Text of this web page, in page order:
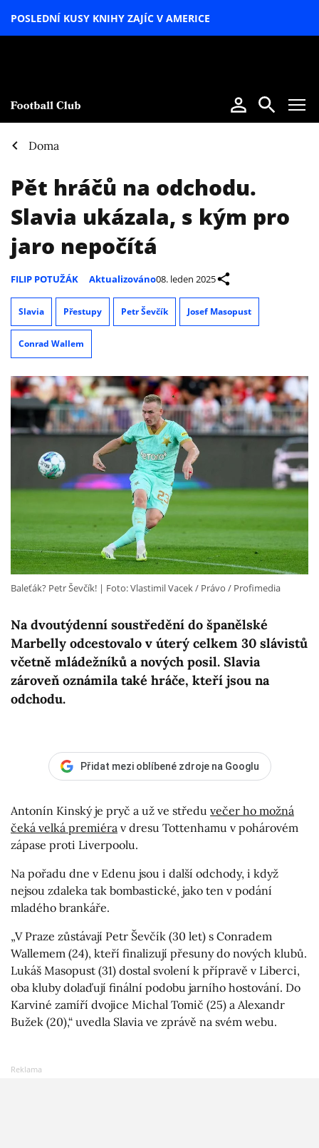
POSLEDNÍ KUSY KNIHY ZAJÍC V AMERICE
Doma
Pět hráčů na odchodu.
Slavia ukázala, s kým pro
jaro nepočítá
FILIP POTUŽÁK Aktualizováno08. leden 2025
Slavia Přestupy Petr Ševčík Josef Masopust
Conrad Wallem
Na dvoutýdenní soustředění do španělské
Marbelly odcestovalo v úterý celkem 30 slávistů
včetně mládežníků a nových posil. Slavia
zároveň oznámila také hráče, kteří jsou na
odchodu.
Baleťák? Petr Ševčík! Foto: Vlastimil Vacek / Právo / Profimedia
Přidat mezi oblíbené zdroje na Googlu
Antonín Kinský je pryč a už ve středu večer ho možná
čeká velká premiéra v dresu Tottenhamu v pohárovém
zápase proti Liverpoolu.
Na pořadu dne v Edenu jsou i další odchody, i když
nejsou zdaleka tak bombastické, jako ten v podání
mladého brankáře.
„V Praze zůstávají Petr Ševčík (30 let) s Conradem
Wallemem (24), kteří finalizují přesuny do nových klubů.
Lukáš Masopust (31) dostal svolení k přípravě v Liberci,
oba kluby dolaďují finální podobu jarního hostování. Do
Karviné zamíří dvojice Michal Tomič (25) a Alexandr
Bužek (20),“ uvedla Slavia ve zprávě na svém webu.